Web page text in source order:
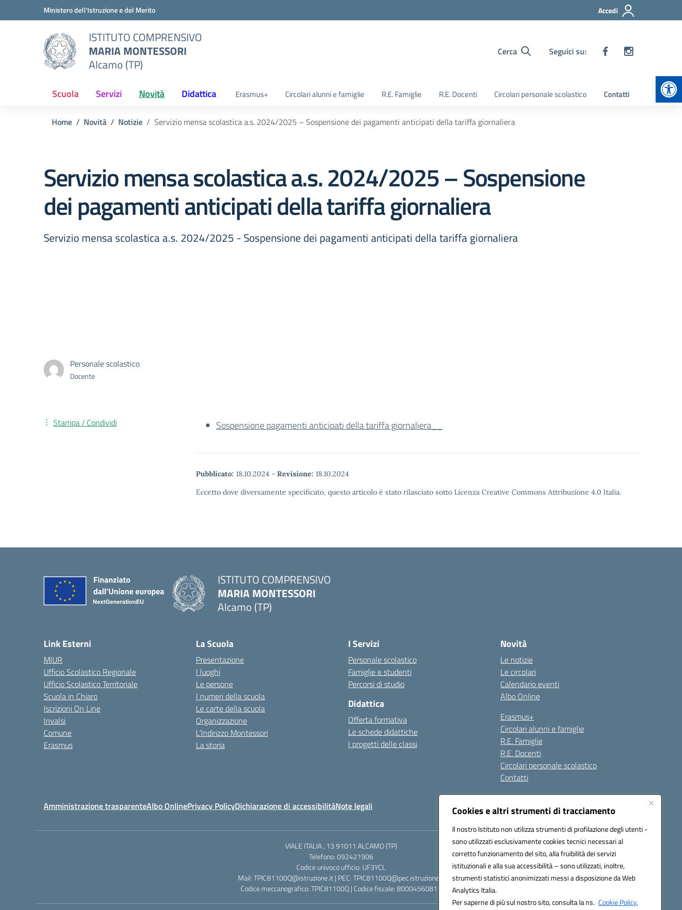
Cookies e altri strumenti di tracciamento
Il nostro Istituto non utilizza strumenti di profilazione degli utenti -
sono utilizzati esclusivamente cookies tecnici necessari al
corretto funzionamento del sito, alla fruibilità dei servizi
istituzionali e alla sua accessibilità – sono utilizzati, inoltre,
strumenti statistici anonimizzati messi a disposizione da Web
Analytics Italia.
Per saperne di più sul nostro sito, consulta la ns. Cookie Policy.
Vai ai contenuti
Vai al menu di navigazioneMinistero dell'Istruzione e del Merito Accedi
ISTITUTO COMPRENSIVO
MARIA MONTESSORI
Alcamo (TP)
Cerca Seguici su:
Scuola Servizi Novità Didattica Erasmus+ Circolari alunni e famiglie R.E. Famiglie R.E. Docenti Circolari personale scolastico Contatti
Home Novità Notizie Servizio mensa scolastica a.s. 2024/2025 – Sospensione dei pagamenti anticipati della tariffa giornaliera
Servizio mensa scolastica a.s. 2024/2025 – Sospensione
dei pagamenti anticipati della tariffa giornaliera
Servizio mensa scolastica a.s. 2024/2025 - Sospensione dei pagamenti anticipati della tariffa giornaliera
Personale scolastico
Docente
Sospensione pagamenti anticipati della tariffa giornaliera__
Pubblicato: 18.10.2024 - Revisione: 18.10.2024
Eccetto dove diversamente specificato, questo articolo è stato rilasciato sotto Licenza Creative Commons Attribuzione 4.0 Italia.
Stampa / Condividi
ISTITUTO COMPRENSIVO
MARIA MONTESSORI
Alcamo (TP)
Link Esterni
MIUR
Ufficio Scolastico Regionale
Ufficio Scolastico Territoriale
Scuola in Chiaro
Iscrizioni On Line
Invalsi
Comune
Erasmus
La Scuola
Presentazione
I luoghi
Le persone
I numeri della scuola
Le carte della scuola
Organizzazione
L’Indirizzo Montessori
La storia
I Servizi
Personale scolastico
Famiglie e studenti
Percorsi di studio
Didattica
Offerta formativa
Le schede didattiche
I progetti delle classi
Novità
Le notizie
Le circolari
Calendario eventi
Albo Online
Erasmus+
Circolari alunni e famiglie
R.E. Famiglie
R.E. Docenti
Circolari personale scolastico
Contatti
Amministrazione trasparenteAlbo OnlinePrivacy PolicyDichiarazione di accessibilitàNote legali Seguici su:
VIALE ITALIA , 13 91011 ALCAMO (TP)
Telefono: 092421906
Codice univoco ufficio: UF3YCL
Mail: TPIC81100Q@istruzione.it | PEC: TPIC81100Q@pec.istruzione.it
Codice meccanografico: TPIC81100Q | Codice fiscale: 80004560811